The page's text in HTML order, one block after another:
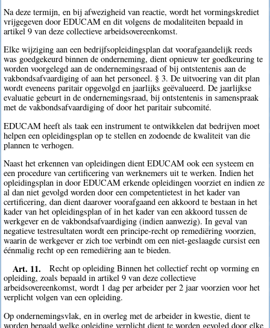
Na deze termijn, en bij afwezigheid van reactie, wordt het vormingskrediet
vrijgegeven door EDUCAM en dit volgens de modaliteiten bepaald in
artikel 9 van deze collectieve arbeidsovereenkomst.
Elke wijziging aan een bedrijfsopleidingsplan dat voorafgaandelijk reeds
was goedgekeurd binnen de onderneming, dient opnieuw ter goedkeuring te
worden voorgelegd aan de ondernemingsraad of bij ontstentenis aan de
vakbondsafvaardiging of aan het personeel. § 3. De uitvoering van dit plan
wordt eveneens paritair opgevolgd en jaarlijks geëvalueerd. De jaarlijkse
evaluatie gebeurt in de ondernemingsraad, bij ontstentenis in samenspraak
met de vakbondsafvaardiging of door het paritair subcomité.
EDUCAM heeft als taak een instrument te ontwikkelen dat bedrijven moet
helpen een opleidingsplan op te stellen en zodoende de kwaliteit van die
plannen te verhogen.
Naast het erkennen van opleidingen dient EDUCAM ook een systeem en
een procedure van certificering van werknemers uit te werken. Indien het
opleidingsplan in door EDUCAM erkende opleidingen voorziet en indien ze
al dan niet gevolgd worden door een competentietest in het kader van
certificering, dan dient daarover voorafgaand een akkoord te bestaan in het
kader van het opleidingsplan of in het kader van een akkoord tussen de
werkgever en de vakbondsafvaardiging (indien aanwezig). In geval van
negatieve testresultaten wordt een principe-recht op remediëring voorzien,
waarin de werkgever er zich toe verbindt om een niet-geslaagde cursist een
éénmalig recht op een remediëring aan te bieden.
Art. 11.
Recht op opleiding Binnen het collectief recht op vorming en
opleiding, zoals bepaald in artikel 9 van deze collectieve
arbeidsovereenkomst, wordt 1 dag per arbeider per 2 jaar voorzien voor het
verplicht volgen van een opleiding.
Op ondernemingsvlak, en in overleg met de arbeider in kwestie, dient te
worden bepaald welke opleiding verplicht dient te worden gevolgd door elke